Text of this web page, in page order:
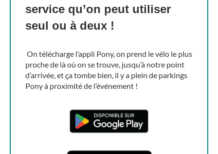
service qu’on peut utiliser
seul ou à deux !
On télécharge l’appli Pony, on prend le vélo le plus
proche de là où on se trouve, jusqu’à notre point
d’arrivée, et ça tombe bien, il y a plein de parkings
Pony à proximité de l’événement !